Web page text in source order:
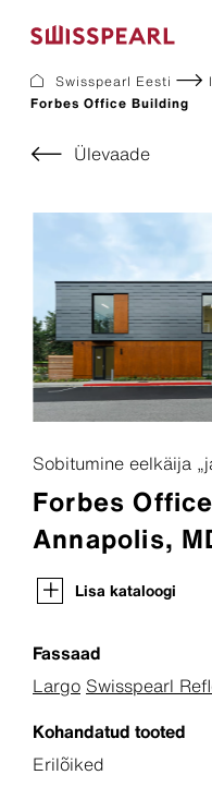
Ettevõte
Teenused
Inspiratsioon
Jätkusuutlikkus
Fassaadikatted
Katusekatted
Ehitusplaadid
Allalaadimine
Swisspearl Eesti
Forbes Office Building
Ülevaade
Sobitumine eelkäija
Forbes
Annapolis,
Lisa kataloogi
Fassaad
Largo Swisspearl
Kohandatud tooted
Erilõiked